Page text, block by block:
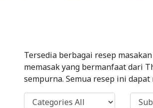
Tersedia berbagai resep
memasak yang bermanfaat dari
sempurna. Semua resep ini